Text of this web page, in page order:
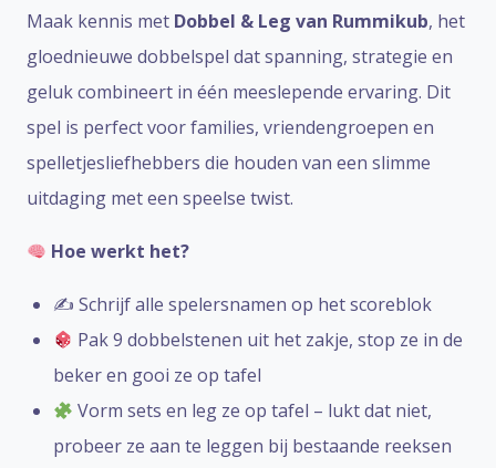
Maak kennis met Dobbel & Leg van Rummikub, het
gloednieuwe dobbelspel dat spanning, strategie en
geluk combineert in één meeslepende ervaring. Dit
spel is perfect voor families, vriendengroepen en
spelletjesliefhebbers die houden van een slimme
uitdaging met een speelse twist.
Hoe werkt het?
✍️ Schrijf alle spelersnamen op het scoreblok
Pak 9 dobbelstenen uit het zakje, stop ze in de
beker en gooi ze op tafel
Vorm sets en leg ze op tafel – lukt dat niet,
probeer ze aan te leggen bij bestaande reeksen